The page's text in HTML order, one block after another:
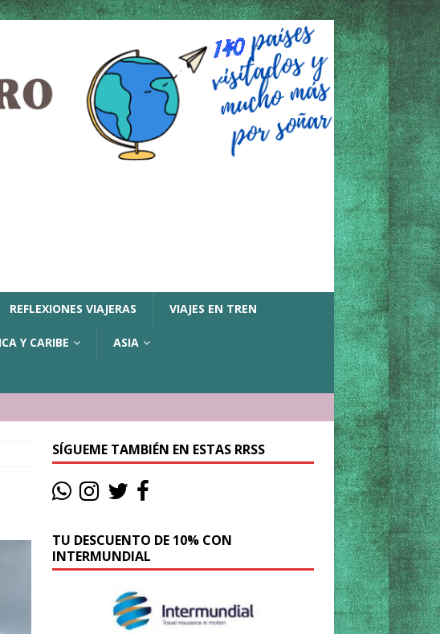
REFLEXIONES VIAJERAS VIAJES EN TREN
Y CARIBE ASIA
SÍGUEME TAMBIÉN EN ESTAS RRSS
TU DESCUENTO DE 10% CON
INTERMUNDIAL